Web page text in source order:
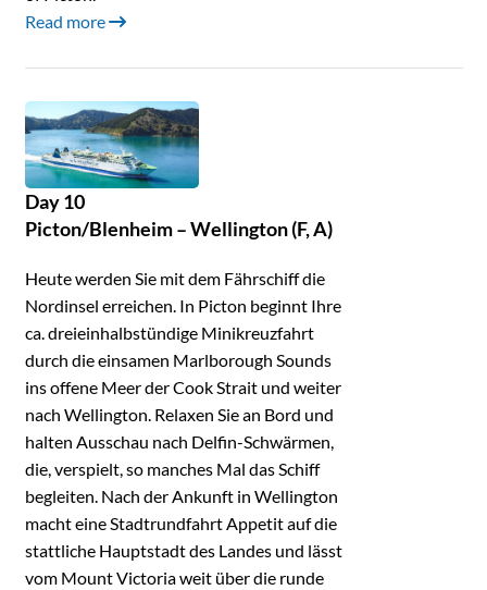
Read more
Day 10
Picton/Blenheim – Wellington (F, A)
Heute werden Sie mit dem Fährschiff die
Nordinsel erreichen. In Picton beginnt Ihre
ca. dreieinhalbstündige Minikreuzfahrt
durch die einsamen Marlborough Sounds
ins offene Meer der Cook Strait und weiter
nach Wellington. Relaxen Sie an Bord und
halten Ausschau nach Delfin-Schwärmen,
die, verspielt, so manches Mal das Schiff
begleiten. Nach der Ankunft in Wellington
macht eine Stadtrundfahrt Appetit auf die
stattliche Hauptstadt des Landes und lässt
vom Mount Victoria weit über die runde